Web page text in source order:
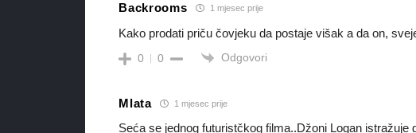
Backrooms 1 mjesec prije
Kako prodati priču čovjeku da postaje višak a da on,
0 0 Odgovori
Mlata 1 mjesec prije
Seća se jednog futuristčkog filma..Džoni Logan